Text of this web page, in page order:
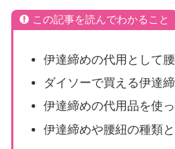
この記事を読んでわかること
伊達締めの代用として
ダイソーで買える伊達
伊達締めの代用品を使
伊達締めや腰紐の種類